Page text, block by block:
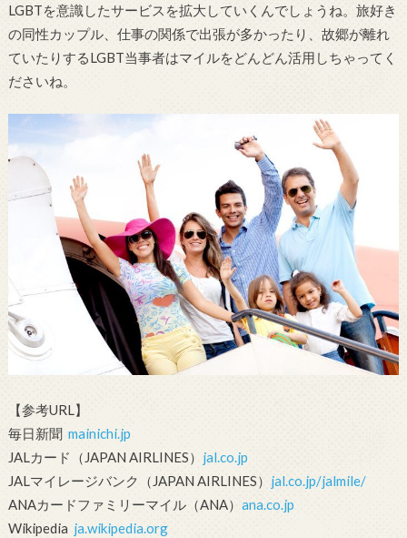
LGBTを意識したサービスを拡大していくんでしょうね。旅好き
の同性カップル、仕事の関係で出張が多かったり、故郷が離れ
ていたりするLGBT当事者はマイルをどんどん活用しちゃってく
ださいね。
【参考URL】
毎日新聞 mainichi.jp
JALカード（JAPAN AIRLINES） jal.co.jp
JALマイレージバンク（JAPAN AIRLINES） jal.co.jp/jalmile/
ANAカードファミリーマイル（ANA） ana.co.jp
Wikipedia ja.wikipedia.org